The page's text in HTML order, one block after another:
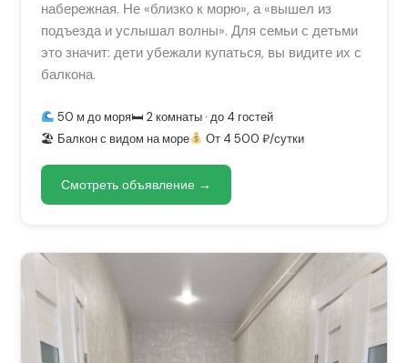
набережная. Не «близко к морю», а «вышел из
подъезда и услышал волны». Для семьи с детьми
это значит: дети убежали купаться, вы видите их с
балкона.
50 м до моря🛏 2 комнаты · до 4 гостей
🏖 Балкон с видом на море
От 4 500 ₽/сутки
Смотреть объявление →